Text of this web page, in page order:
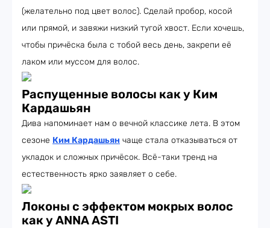
(желательно под цвет волос). Сделай пробор, косой
или прямой, и завяжи низкий тугой хвост. Если хочешь,
чтобы причёска была с тобой весь день, закрепи её
лаком или муссом для волос.
Распущенные волосы как у Ким
Кардашьян
Дива напоминает нам о вечной классике лета. В этом
сезоне Ким Кардашьян чаще стала отказываться от
укладок и сложных причёсок. Всё-таки тренд на
естественность ярко заявляет о себе.
Локоны с эффектом мокрых волос
как у ANNA ASTI